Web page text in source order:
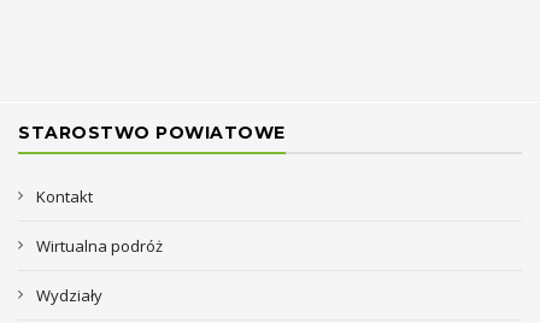
STAROSTWO POWIATOWE
Kontakt
Wirtualna podróż
Wydziały